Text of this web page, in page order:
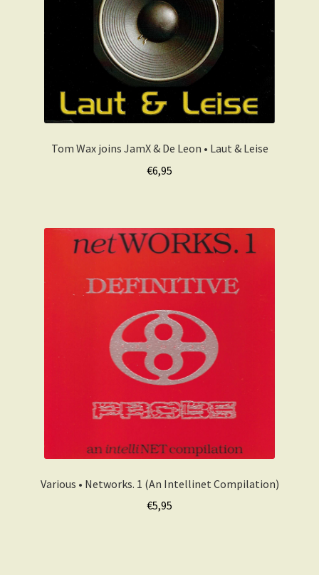
Tom Wax joins JamX & De Leon • Laut & Leise
€6,95
Various • Networks. 1 (An Intellinet Compilation)
€5,95